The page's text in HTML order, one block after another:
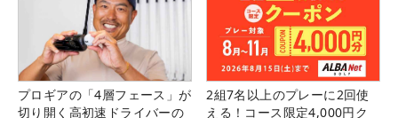
プロギアの「4層フェース」が
切り開く高初速ドライバーの
2組7名以上のプレーに2回使
える！コース限定4,000円ク